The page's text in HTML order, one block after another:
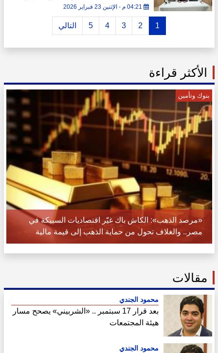
جنيه في القطاع الفندقي خلال 5 سنوات
04:21 م - الإثنين 23 فبراير 2026
1
2
3
4
5 التالي
الأكثر قراءة
بنوك وتأمين
«مرصد الذهب»: الكاش باك غيّر اقتصاديات السبيكة في
مصر.. والغلاف تحول من حماية الذهب إلى قيمة مالية
مقالات
محمود الجندي
بعد قرار 17 سبتمبر .. «الشربيني» يصحح مسار
هيئة المجتمعات
محمود الجندي